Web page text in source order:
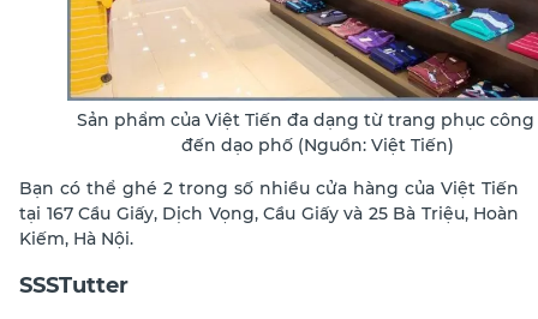
Sản phẩm của Việt Tiến đa dạng từ trang phục công
đến dạo phố (Nguồn: Việt Tiến)
Bạn có thể ghé 2 trong số nhiều cửa hàng của Việt Tiến
tại 167 Cầu Giấy, Dịch Vọng, Cầu Giấy và 25 Bà Triệu, Hoàn
Kiếm, Hà Nội.
SSSTutter